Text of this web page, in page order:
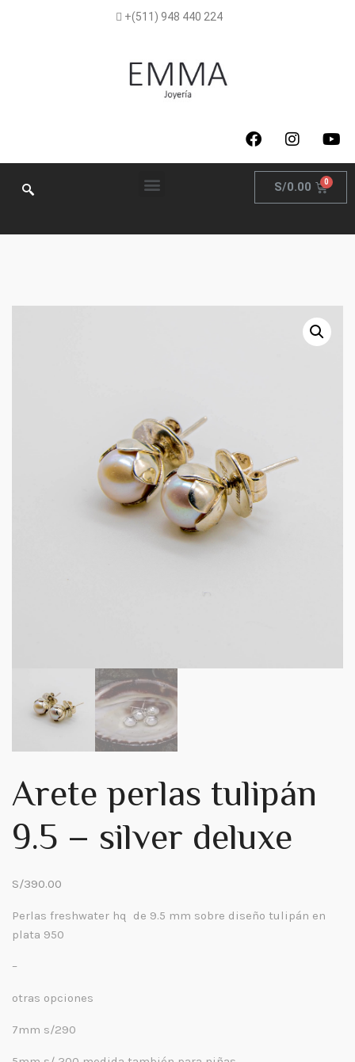
+(511) 948 440 224
S/0.00
Arete perlas tulipán
9.5 – silver deluxe
S/390.00
Perlas freshwater hq de 9.5 mm sobre diseño tulipán en
plata 950
–
otras opciones
7mm s/290